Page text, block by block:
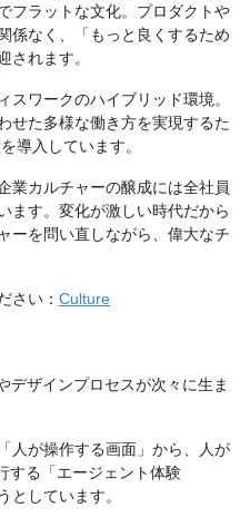
フラットな文化。プロダクトや
係なく、「もっと良くするため
されます。
ワークのハイブリッド環境。
せた多様な働き方を実現するた
導入しています。
業カルチャーの醸成には全社員
ます。変化が激しい時代だから
ーを問い直しながら、偉大なチ
さい： Culture
デザインプロセスが次々に生ま
人が操作する画面」から、人が
する「エージェント体験
としています。